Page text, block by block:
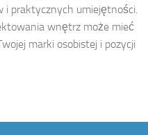
i praktycznych umiejętności.
wnętrz może mieć
marki osobistej i pozycji